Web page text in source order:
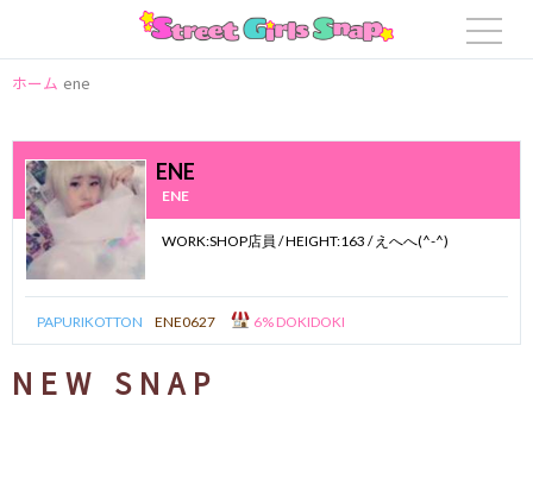
ホーム ene
ENE
ENE
WORK:SHOP店員 / HEIGHT:163 / えへへ(^-^)
PAPURIKOTTON ENE0627 6% DOKIDOKI
NEW SNAP